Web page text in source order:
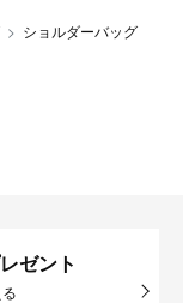
ショルダーバッグ
ゼント